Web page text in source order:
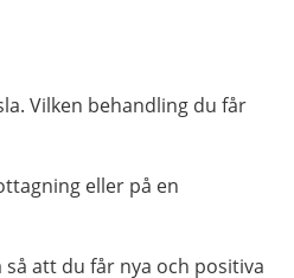
Vilken behandling du får
eller på en
att du får nya och positiva